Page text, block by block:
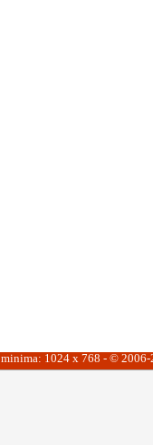
1024 x 768 - ©